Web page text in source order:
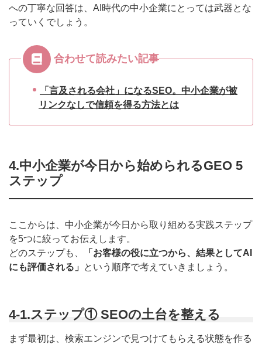
への丁寧な回答は、AI時代の中小企業にとっては武器とな
っていくでしょう。
合わせて読みたい記事
「言及される会社」になるSEO。中小企業が被
リンクなしで信頼を得る方法とは
4.中小企業が今日から始められるGEO 5
ステップ
ここからは、中小企業が今日から取り組める実践ステップ
を5つに絞ってお伝えします。
どのステップも、
「お客様の役に立つから、結果としてAI
にも評価される」
という順序で考えていきましょう。
4-1.ステップ① SEOの土台を整える
まず最初は、検索エンジンで見つけてもらえる状態を作る